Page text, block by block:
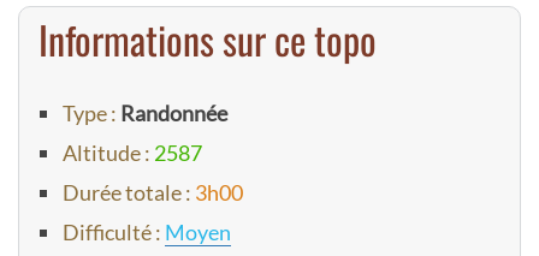
Informations sur ce topo
Type : Randonnée
Altitude : 2587
Durée totale : 3h00
Difficulté : Moyen